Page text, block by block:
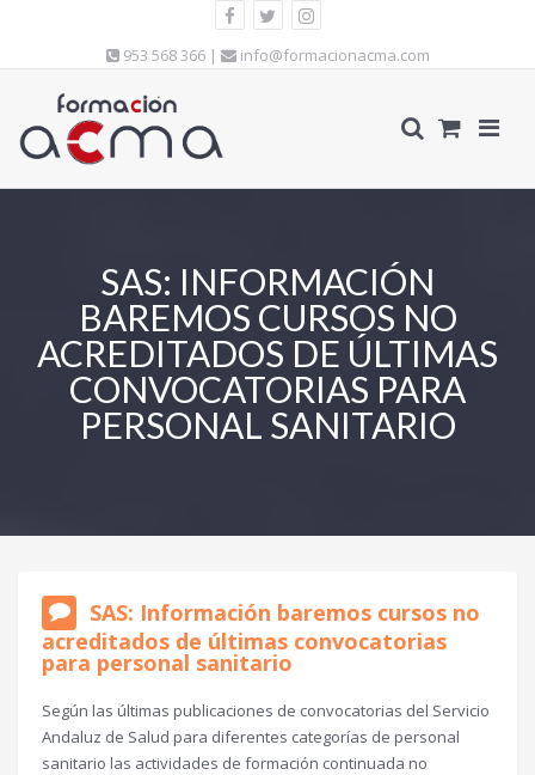
953 568 366 | info@formacionacma.com
SAS: INFORMACIÓN
BAREMOS CURSOS NO
ACREDITADOS DE ÚLTIMAS
CONVOCATORIAS PARA
PERSONAL SANITARIO
SAS: Información baremos cursos no
acreditados de últimas convocatorias
para personal sanitario
Según las últimas publicaciones de convocatorias del Servicio
Andaluz de Salud para diferentes categorías de personal
sanitario las actividades de formación continuada no